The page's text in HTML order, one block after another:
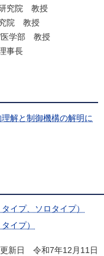
究院 教授
究院 教授
/医学部 教授
事長
解と制御機構の解明に
イプ、ソロタイプ）
イプ）
新日 令和7年12月11日